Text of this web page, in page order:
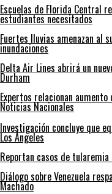
Escuelas de Florida Central
estudiantes necesitados
Fuertes lluvias amenazan al
inundaciones
Delta Air Lines abrirá un
Durham
Expertos relacionan
Noticias Nacionales
Investigación concluye que
Los Ángeles
Reportan casos de tularemia
Diálogo sobre Venezuela
Machado